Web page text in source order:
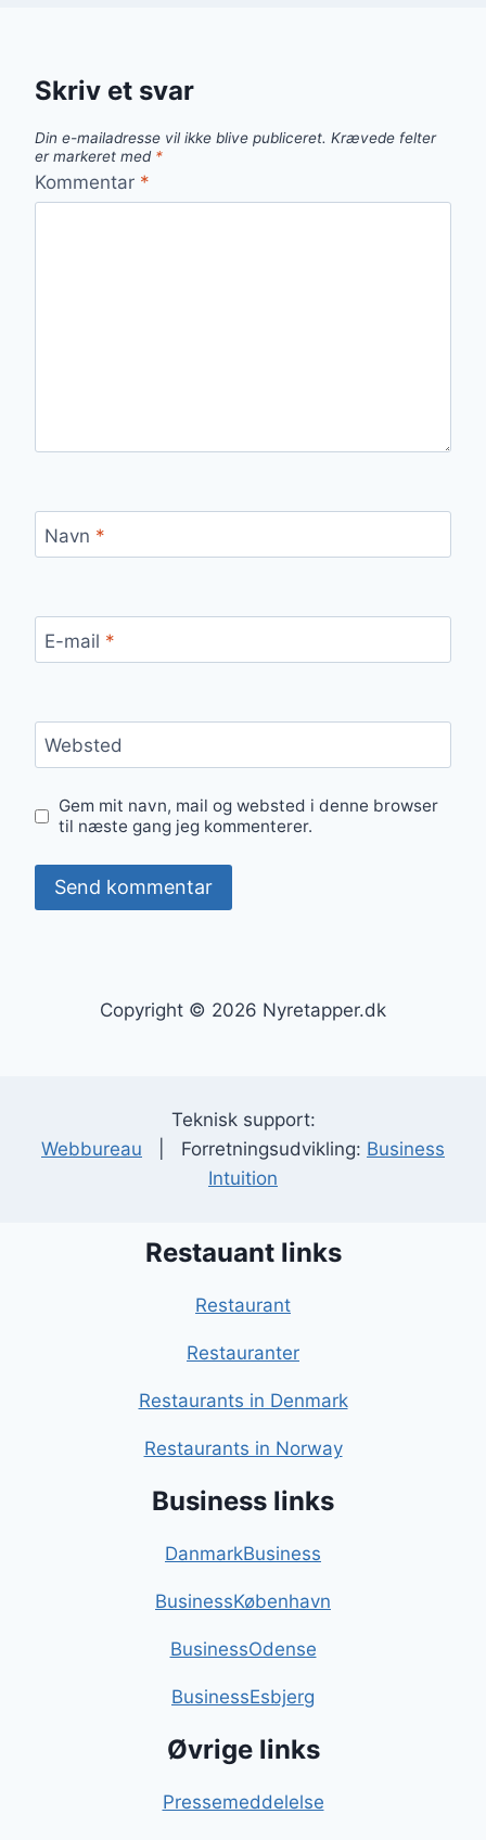
Skriv et svar
Din e-mailadresse vil ikke blive publiceret. Krævede felter
er markeret med *
Kommentar *
Navn *
E-mail *
Websted
Gem mit navn, mail og websted i denne browser
til næste gang jeg kommenterer.
Copyright © 2026 Nyretapper.dk
Teknisk support:
Webbureau | Forretningsudvikling: Business
Intuition
Restauant links
Restaurant
Restauranter
Restaurants in Denmark
Restaurants in Norway
Business links
DanmarkBusiness
BusinessKøbenhavn
BusinessOdense
BusinessEsbjerg
Øvrige links
Pressemeddelelse